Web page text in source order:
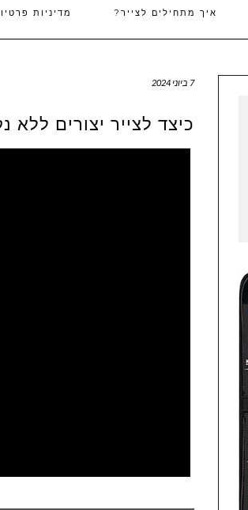
איך מתחילים לצייר? מדיניות
7 ביוני 2024
כיצד לצייר יצורים ללא